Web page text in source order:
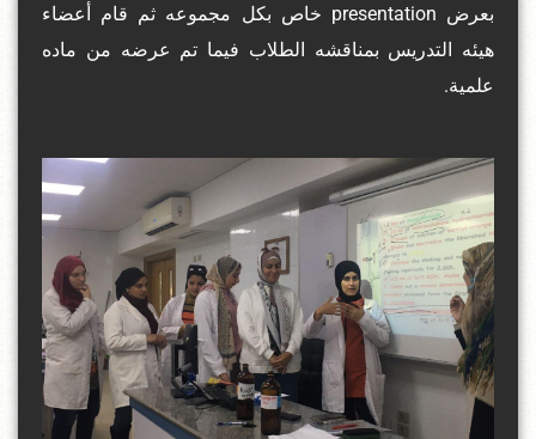
بعرض presentation خاص بكل مجموعه ثم قام أعضاء
هيئه التدريس بمناقشه الطلاب فيما تم عرضه من ماده
علمية.